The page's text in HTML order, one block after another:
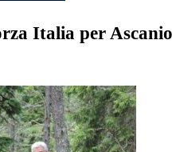
Italia per